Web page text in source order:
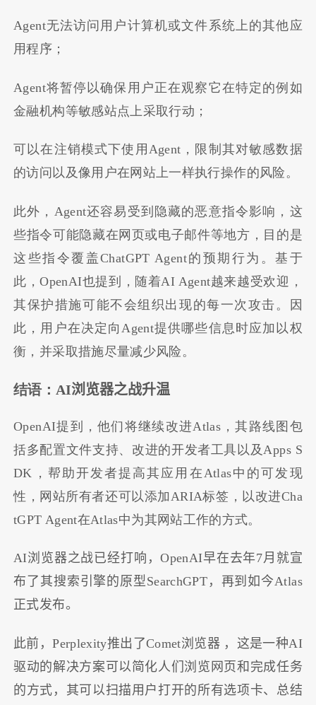
Agent无法访问用户计算机或文件系统上的其他应
用程序；
Agent将暂停以确保用户正在观察它在特定的例如
金融机构等敏感站点上采取行动；
可以在注销模式下使用 Agent ，限制其对敏感数据
的访问以及像用户在网站上一样执行操作的风险。
此外，Agent还容易受到隐藏的恶意指令影响，这
些指令可能隐藏在网页或电子邮件等地方，目的是
这些指令覆盖ChatGPT Agent的预期行为。基于
此，OpenAI也提到，随着AI Agent越来越受欢迎，
其保护措施可能不会组织出现的每一次攻击。因
此，用户在决定向Agent提供哪些信息时应加以权
衡，并采取措施尽量减少风险。
结语： AI浏览器之战升温
OpenAI提到，他们将继续改进Atlas，其路线图包
括多配置文件支持、改进的开发者工具以及Apps S
DK，帮助开发者提高其应用在Atlas中的可发现
性，网站所有者还可以添加ARIA标签，以改进Cha
tGPT Agent在Atlas中为其网站工作的方式。
AI浏览器之战已经打响，OpenAI早在去年7月就宣
布了其搜索引擎的原型SearchGPT，再到如今Atlas
正式发布。
此前，Perplexity推出了Comet浏览器 ，这是一种AI
驱动的解决方案可以简化人们浏览网页和完成任务
的方式，其可以扫描用户打开的所有选项卡、总结